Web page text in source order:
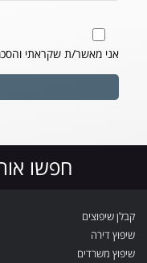
אני מאשר/ת שקראתי
חפשו
קבלן שיפוצים
שיפוץ דירה
שיפוץ משרדים